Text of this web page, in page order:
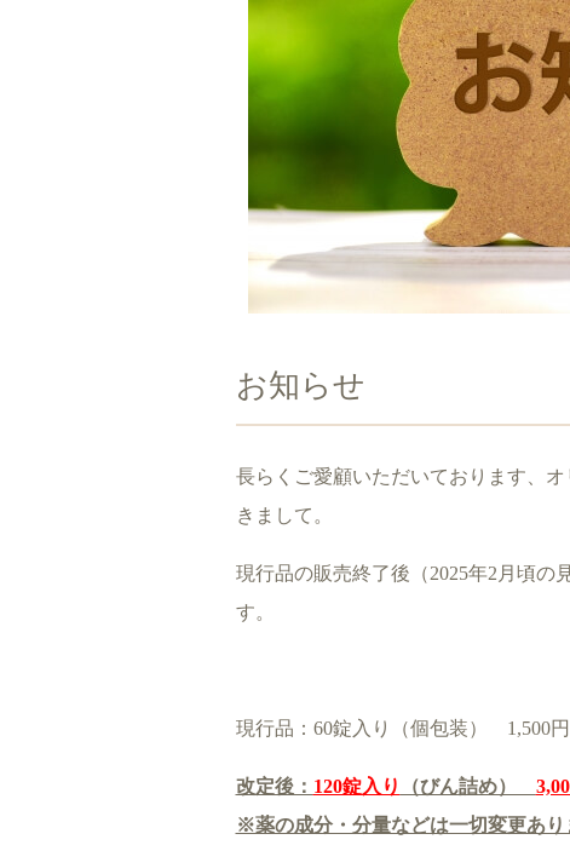
お知らせ
長らくご愛顧いただいております、
きまして。
現行品の販売終了後（2025年2月頃の
す。
現行品：60錠入り（個包装） 1,500円
改定後： 120錠入り （びん詰め）
※薬の成分・分量などは一切変更あり